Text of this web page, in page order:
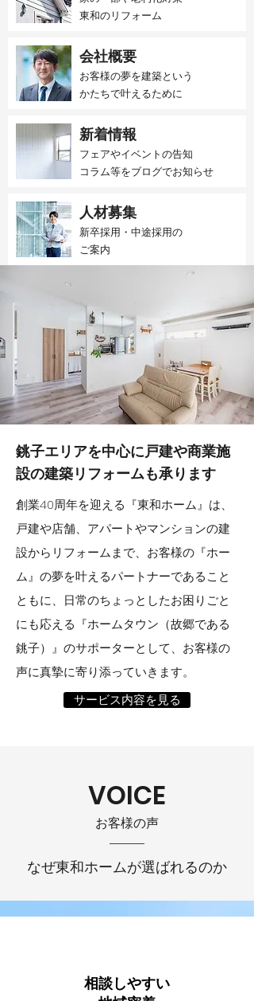
東和のリフォーム
会社概要
お客様の夢を建築という
かたちで叶えるために
新着情報
フェアやイベントの告知
​コラム等をブログでお知らせ
人材募集
新卒採用・中途採用の
​ご案内
銚子エリアを中心に戸建や商業施
設の建築リフォームも承ります
創業40周年を迎える『東和ホーム』は、
戸建や店舗、アパートやマンションの建
設からリフォームまで、お客様の『ホー
ム』の夢を叶えるパートナーであること
ともに、日常のちょっとしたお困りごと
にも応える『ホームタウン（故郷である
銚子）』のサポーターとして、お客様の
声に真摯に寄り添っていきます。
サービス内容を見る
VOICE
お客様の声
なぜ東和ホームが選ばれるのか
相談しやすい